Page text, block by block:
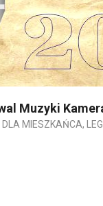
Muzyki
DLA MIESZKAŃCA,